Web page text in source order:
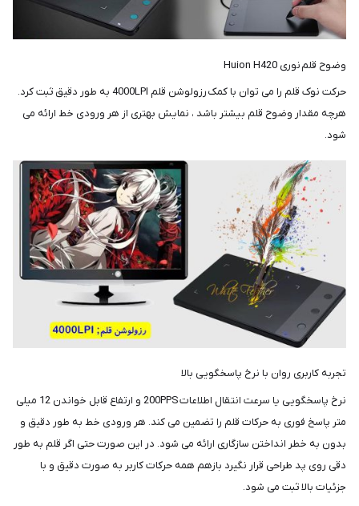
وضوح قلم نوری Huion H420
حرکت نوک قلم را می توان با کمک رزولوشن قلم 4000LPI به طور دقیق ثبت کرد.
هرچه مقدار وضوح قلم بیشتر باشد ، نمایش بهتری از هر ورودی خط ارائه می
شود.
تجربه کاربری روان با نرخ پاسخگویی بالا
نرخ پاسخگویی یا سرعت انتقال اطلاعات 200PPS و ارتفاع قابل خواندن 12 میلی
متر پاسخ فوری به حرکات قلم را تضمین می کند. هر ورودی خط به طور دقیق و
بدون به خطر انداختن سازگاری ارائه می شود. در این صورت حتی اگر قلم به طور
دقی روی پد طراحی قرار نگیرد بازهم همه حرکات کاربر به صورت دقیق و با
جزئیات بالا ثبت می شود.